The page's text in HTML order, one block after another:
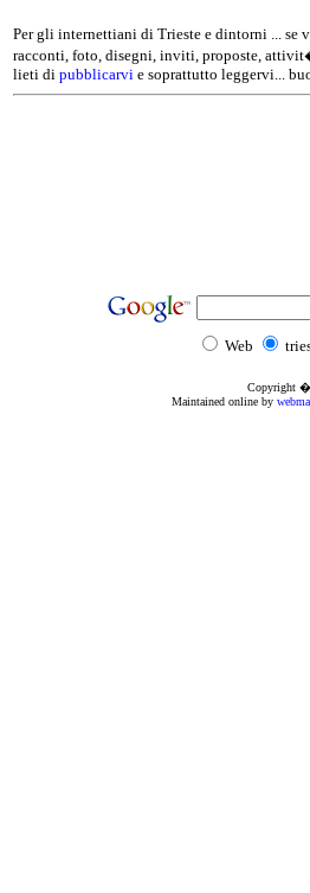
Per gli internettiani di Trieste e dintorni ... se
racconti, foto, disegni, inviti, proposte,
lieti di pubblicarvi e soprattutto leggervi...
Web
Copyright
Maintained online by